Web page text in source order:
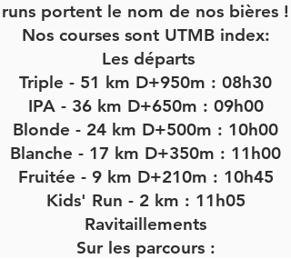
runs portent le nom de nos bières !
Nos courses sont UTMB index:
Les départs
Triple - 51 km D+950m : 08h30
IPA - 36 km D+650m : 09h00
Blonde - 24 km D+500m : 10h00
Blanche - 17 km D+350m : 11h00
Fruitée - 9 km D+210m : 10h45
Kids' Run - 2 km : 11h05
Ravitaillements
Sur les parcours :